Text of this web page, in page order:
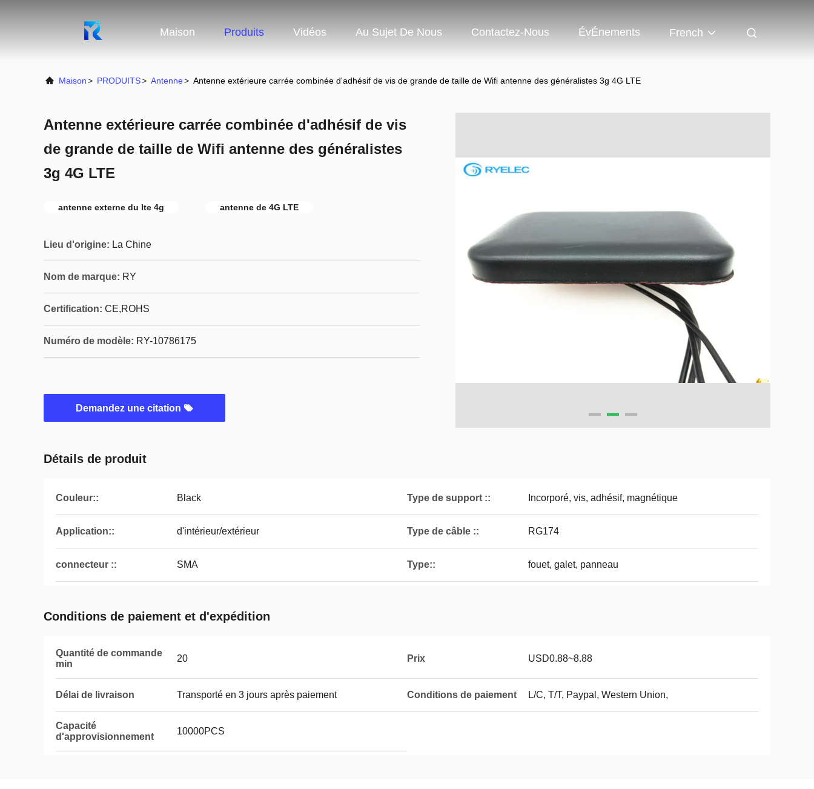
Maison Produits Vidéos Au Sujet De Nous Contactez-Nous ÉvÉnements French
Maison> PRODUITS> Antenne> Antenne extérieure carrée combinée d'adhésif de vis de grande de taille de Wifi antenne des généralistes 3g 4G LTE
Antenne extérieure carrée combinée d'adhésif de vis
de grande de taille de Wifi antenne des généralistes
3g 4G LTE
antenne externe du lte 4g antenne de 4G LTE
Lieu d'origine: La Chine
Nom de marque: RY
Certification: CE,ROHS
Numéro de modèle: RY-10786175
Demandez une citation
Détails de produit
Couleur:: Black Type de support :: Incorporé, vis, adhésif, magnétique
Application:: d'intérieur/extérieur Type de câble :: RG174
connecteur :: SMA Type:: fouet, galet, panneau
Conditions de paiement et d'expédition
Quantité de commande
min
20 Prix USD0.88~8.88
Délai de livraison Transporté en 3 jours après paiement Conditions de paiement L/C, T/T, Paypal, Western Union,
Capacité
d'approvisionnement
10000PCS